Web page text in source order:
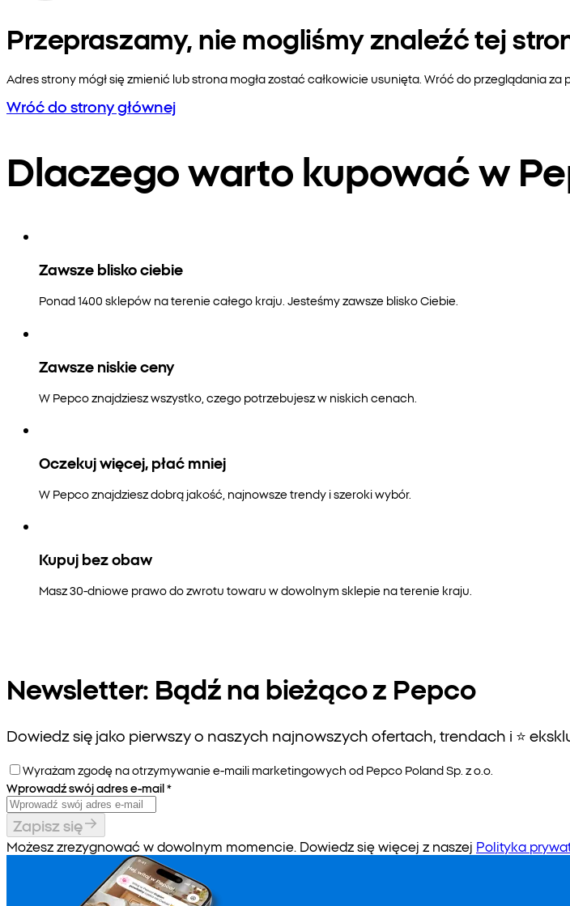
Przepraszamy, nie mogliśmy znaleźć tej
Adres strony mógł się zmienić lub strona mogła zostać całkowicie usunięta. Wróć do przeglądania
Wróć do strony głównej
Dlaczego warto kupować w
Zawsze blisko ciebie
Ponad 1400 sklepów na terenie całego kraju. Jesteśmy zawsze blisko Ciebie.
Zawsze niskie ceny
W Pepco znajdziesz wszystko, czego potrzebujesz w niskich cenach.
Oczekuj więcej, płać mniej
W Pepco znajdziesz dobrą jakość, najnowsze trendy i szeroki wybór.
Kupuj bez obaw
Masz 30-dniowe prawo do zwrotu towaru w dowolnym sklepie na terenie kraju.
Newsletter: Bądź na bieżąco z Pepco
Dowiedz się jako pierwszy o naszych najnowszych ofertach, trendach i ⭐️
Wyrażam zgodę na otrzymywanie e-maili marketingowych od Pepco Poland Sp. z o.o.
Wprowadź swój adres e-mail*
Zapisz się
Możesz zrezygnować w dowolnym momencie. Dowiedz się więcej z naszej Polityka